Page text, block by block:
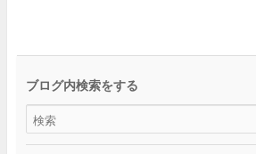
ブログ内検索をする